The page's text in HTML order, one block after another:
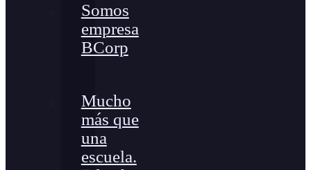
Somos
empresa
BCorp
Mucho
más que
una
escuela.